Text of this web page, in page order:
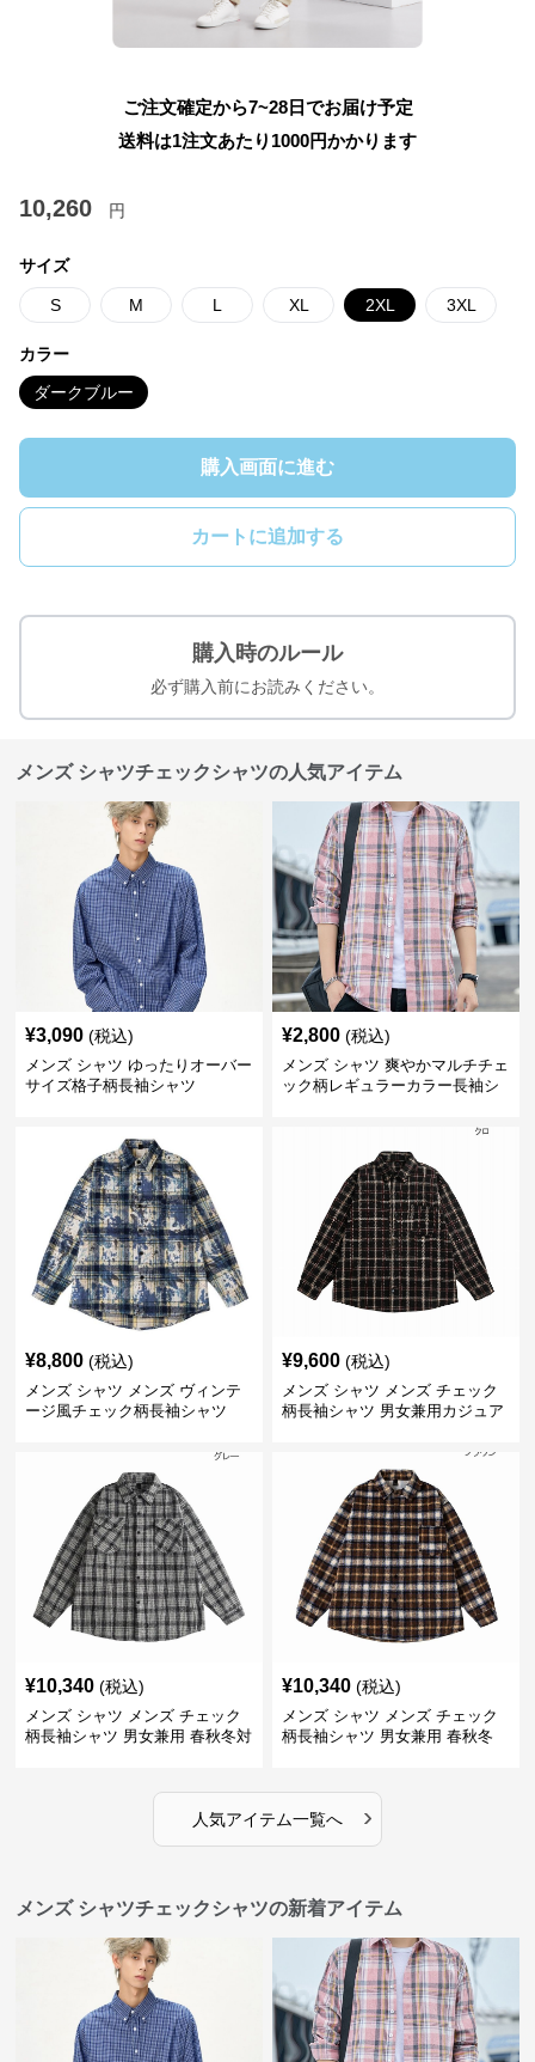
ご注文確定から7~28日でお届け予定
送料は1注文あたり 1000円かかります
10,260 円
サイズ
S M L XL 2XL 3XL
カラー
ダークブルー
購入画面に進む
カートに追加する
購入時のルール
必ず購入前にお読みください。
メンズ シャツチェックシャツの人気アイテム
¥3,090 (税込)
メンズ シャツ ゆったりオーバー
サイズ格子柄長袖シャツ
¥2,800 (税込)
メンズ シャツ 爽やかマルチチェ
ック柄レギュラーカラー長袖シ
¥8,800 (税込)
メンズ シャツ メンズ ヴィンテ
ージ風チェック柄長袖シャツ
¥9,600 (税込)
メンズ シャツ メンズ チェック
柄長袖シャツ 男女兼用カジュア
¥10,340 (税込)
メンズ シャツ メンズ チェック
柄長袖シャツ 男女兼用 春秋冬対
¥10,340 (税込)
メンズ シャツ メンズ チェック
柄長袖シャツ 男女兼用 春秋冬
人気アイテム一覧へ ›
メンズ シャツチェックシャツの新着アイテム